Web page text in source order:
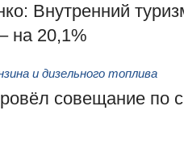
Внутренний
на 20,1%
и дизельного топлива
совещание по